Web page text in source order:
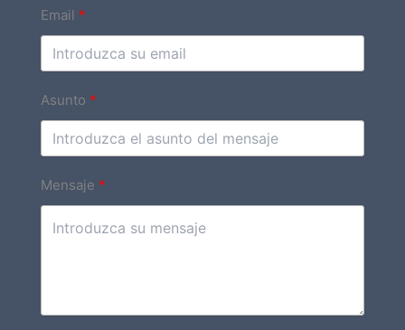
Email
Asunto
Mensaje